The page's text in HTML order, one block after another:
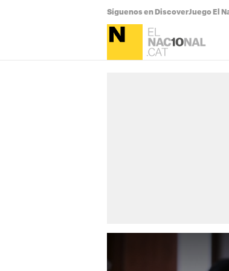
Síguenos en DiscoverJuego El